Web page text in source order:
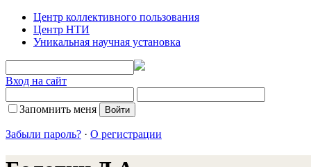
Центр коллективного пользования
Центр НТИ
Уникальная научная установка
Вход на сайт
Запомнить меня
Забыли пароль? · О регистрации